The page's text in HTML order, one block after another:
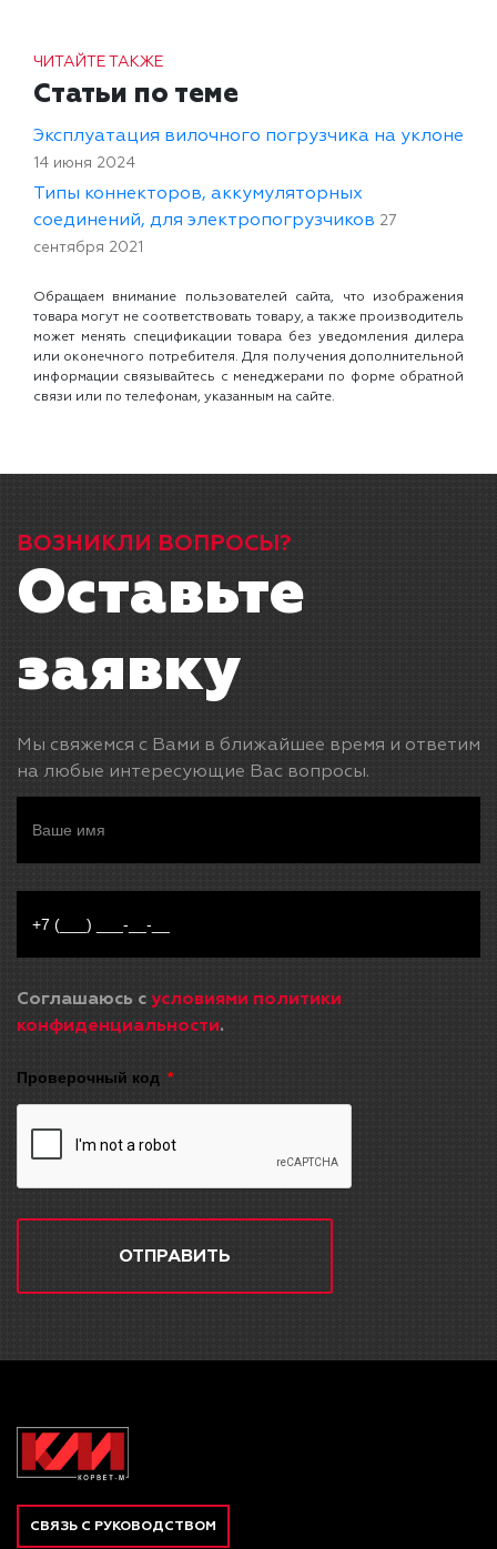
ЧИТАЙТЕ ТАКЖЕ
Статьи по теме
Эксплуатация вилочного погрузчика на уклоне
14 июня 2024
Типы коннекторов, аккумуляторных
соединений, для электропогрузчиков 27
сентября 2021
Обращаем внимание пользователей сайта, что изображения
товара могут не соответствовать товару, а также производитель
может менять спецификации товара без уведомления дилера
или оконечного потребителя. Для получения дополнительной
информации связывайтесь с менеджерами по форме обратной
связи или по телефонам, указанным на сайте.
ВОЗНИКЛИ ВОПРОСЫ?
Оставьте
заявку
Мы свяжемся с Вами в ближайшее время и ответим
на любые интересующие Вас вопросы.
Соглашаюсь с условиями политики
конфиденциальности.
Проверочный код
ОТПРАВИТЬ
СВЯЗЬ С РУКОВОДСТВОМ